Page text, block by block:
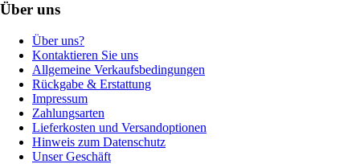
Über uns
Über uns?
Kontaktieren Sie uns
Allgemeine Verkaufsbedingungen
Rückgabe & Erstattung
Impressum
Zahlungsarten
Lieferkosten und Versandoptionen
Hinweis zum Datenschutz
Unser Geschäft